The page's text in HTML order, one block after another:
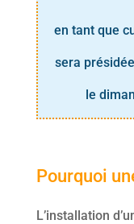
en tant que
sera
le
Pourquoi
L’installation